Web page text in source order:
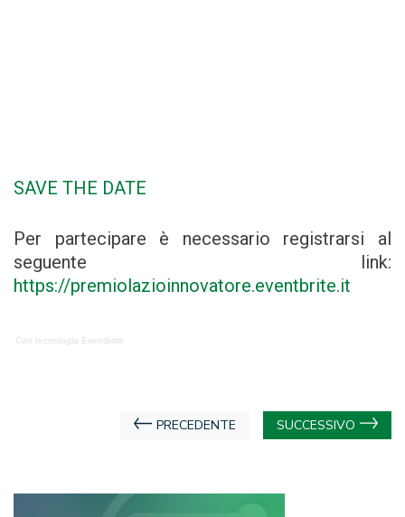
SAVE THE DATE
Per partecipare è necessario registrarsi al
seguente link:
https://premiolazioinnovatore.eventbrite.it
Con tecnologia Eventbrite
Navigazione
PRECEDENTE SUCCESSIVO